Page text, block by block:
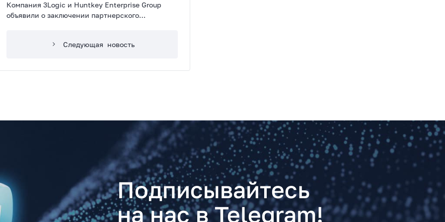
Компания 3Logic и Huntkey Enterprise Group
объявили о заключении партнерского
Следующая новость
Подписывайтесь
на нас в Telegram!